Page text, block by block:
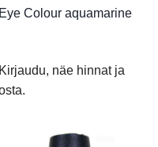
Eye Colour aquamarine
Kirjaudu, näe hinnat ja